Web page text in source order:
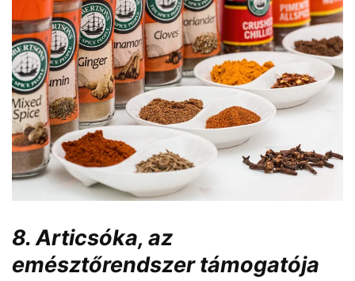
8. Articsóka, az
emésztőrendszer támogatója